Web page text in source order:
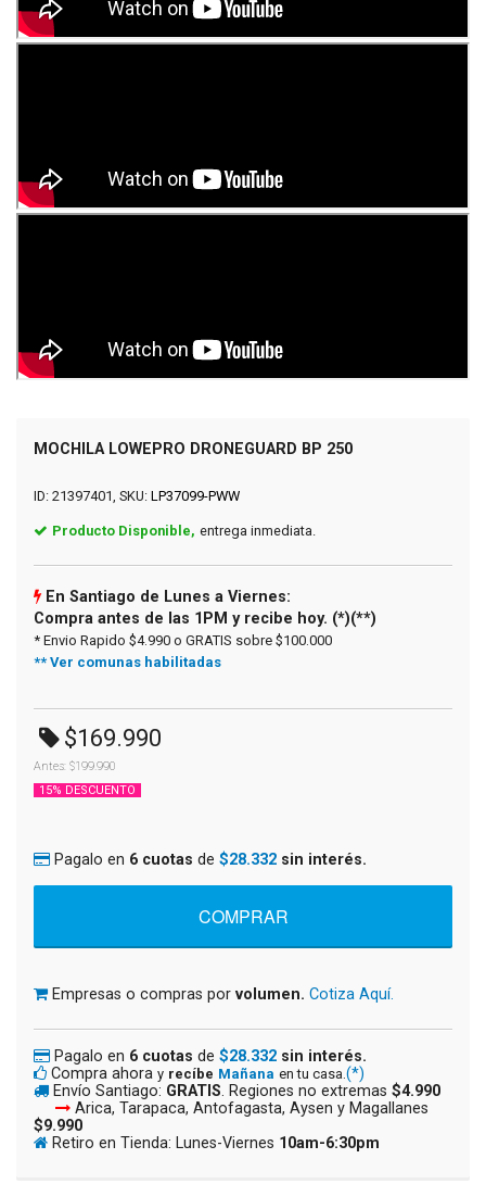
MOCHILA LOWEPRO DRONEGUARD BP 250
ID: 21397401, SKU: LP37099-PWW
Producto Disponible, entrega inmediata.
En Santiago de Lunes a Viernes:
Compra antes de las 1PM y recibe hoy. (*)(**)
* Envio Rapido $4.990 o GRATIS sobre $100.000
** Ver comunas habilitadas
$169.990
Antes: $199.990
15% DESCUENTO
Pagalo en 6 cuotas de $28.332 sin interés.
Empresas o compras por volumen. Cotiza Aquí.
Pagalo en 6 cuotas de $28.332 sin interés.
Compra ahora y recíbe Mañana en tu casa.(*)
Envío Santiago: GRATIS. Regiones no extremas $4.990
Arica, Tarapaca, Antofagasta, Aysen y Magallanes
$9.990
Retiro en Tienda: Lunes-Viernes 10am-6:30pm